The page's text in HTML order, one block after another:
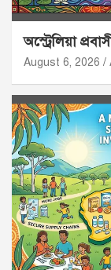
অস্ট্রেলিয়া
August 6, 2026